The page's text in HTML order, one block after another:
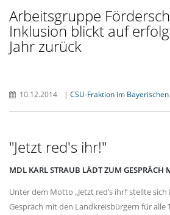
Arbeitsgruppe
Inklusion blickt auf
Jahr zurück
10.12.2014 | CSU-Fraktion im
"Jetzt red's ihr!"
MDL KARL STRAUB LÄDT ZUM GESPRÄCH
Unter dem Motto „Jetzt red’s ihr!’ stellte
Gespräch mit den Landkreisbürgern für alle